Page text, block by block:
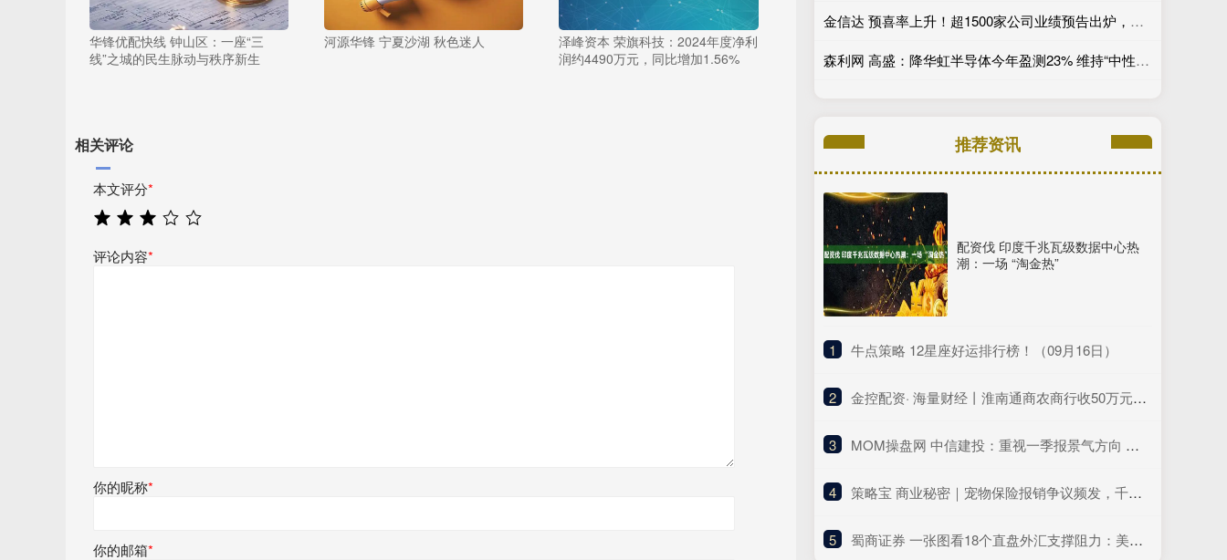
华锋优配快线 钟山区：一座“三
线”之城的民生脉动与秩序新生
河源华锋 宁夏沙湖 秋色迷人
泽峰资本 荣旗科技：2024年度净利
润约4490万元，同比增加1.56%
相关评论
本文评分*
评论内容*
你的昵称*
你的邮箱*
金信达 预喜率上升！超1500家公司业绩预告出炉，这些行业超预期
森利网 高盛：降华虹半导体今年盈测23% 维持“中性”评级 目标价上调至469港元
推荐资讯
配资伐 印度千兆瓦级数据中心热
潮：一场 “淘金热”
1 ​牛点策略 12星座好运排行榜！（09月16日）
2 ​金控配资· 海量财经丨淮南通商农商行收50万元罚单 时任副行长、房地产信贷部总经理同时被警告
3 ​MOM操盘网 中信建投：重视一季报景气方向 中期“AI+”仍是核心主线
4 ​策略宝 商业秘密｜宠物保险报销争议频发，千万养宠人何去何从
5 ​蜀商证券 一张图看18个直盘外汇支撑阻力：美元+欧系日系+商品货币+新兴货币(2025年6月5日)